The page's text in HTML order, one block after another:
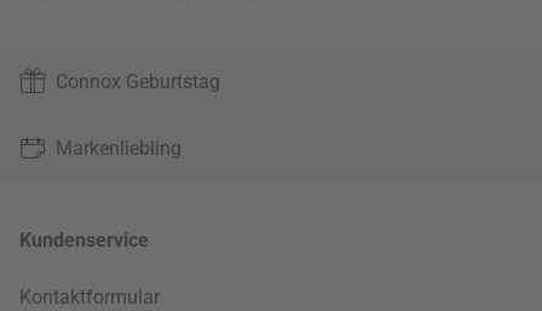
Connox Geburtstag
Markenliebling
Kundenservice
Kontaktformular